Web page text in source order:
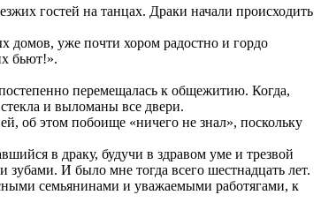
гостей на танцах. Драки начали происходить
домов, уже почти хором радостно и гордо
бьют!».
перемещалась к общежитию. Когда,
и выломаны все двери.
об этом побоище «ничего не знал», поскольку
в драку, будучи в здравом уме и трезвой
И было мне тогда всего шестнадцать лет.
семьянинами и уважаемыми работягами, к